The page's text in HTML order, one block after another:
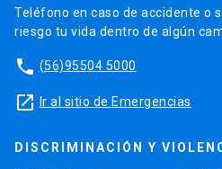
Teléfono en caso de accidente o
riesgo tu vida dentro de algún
phone (56)95504 5000
launch Ir al sitio de Emergencias
DISCRIMINACIÓN Y